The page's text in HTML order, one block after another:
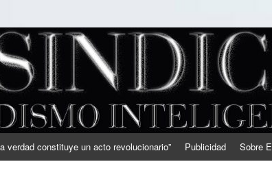
verdad constituye un acto revolucionario” Publicidad Sobre